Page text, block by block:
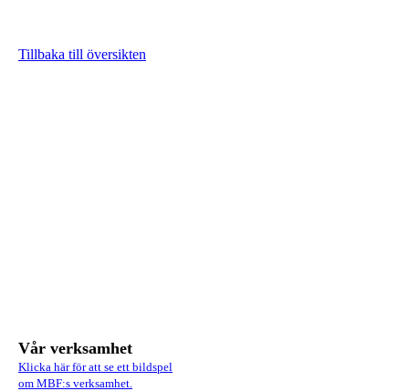
Tillbaka till översikten
Vår verksamhet
Klicka här för att se ett bildspel
om MBF:s verksamhet.